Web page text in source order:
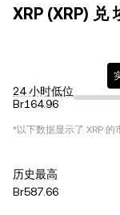
XRP (XRP) 兑
24 小时低位
Br164.96
*以下数据显示了 XRP 的
历史最高
Br587.66